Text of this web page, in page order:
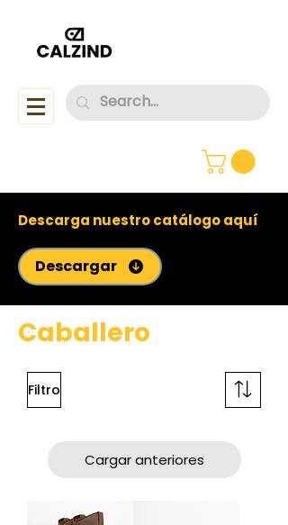
Descarga nuestro catálogo aquí
Descargar
Caballero
Filtro
Cargar anteriores